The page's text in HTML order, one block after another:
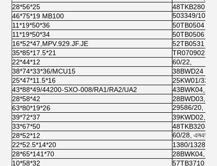
28*56*25
48TKB2801
46*75*19 MB100
503349/10,
11*19*50*36
50TB0504
11*19*50*34
50TB0506
16*52*47,MPV.929.JF.JE
52TB0531
35*85*17.5*21
TR070902,
22*44*12
60/22,
38*74*33*36/MCU15
38BWD24
25*47*11.5*16
25KW01/
43*88*49/44200-SXO-008/RA1/RA2/UA2
43BWK04,
28*58*42
28BWD03,
63*80*19*26
29586/20,
39*72*37
39KWD02,
33*67*50
48TKB3204,
28*52*12
60/28, এনএসকে
22*52.5*14*20
1380/1328,
28*65*141*70
28BWK04,
10*58*32
57TB3710